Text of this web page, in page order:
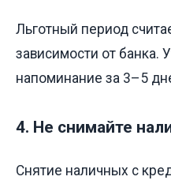
Льготный период
зависимости от банка.
напоминание за 3–5
4. Не снимайте
Снятие наличных с